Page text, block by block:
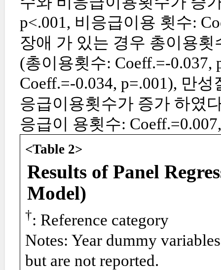
p<.001, 비응급이용 횟수:
장애 가 있는 경우 총이용
(총이용횟수: Coeff.=-0.037,
Coeff.=-0.034, p=.001), 만
응급이용횟수가 증가 하였
응급이 용횟수:
<Table 2>
Results of Panel
Model)
†: Reference category
Notes: Year dummy
but are not reported.